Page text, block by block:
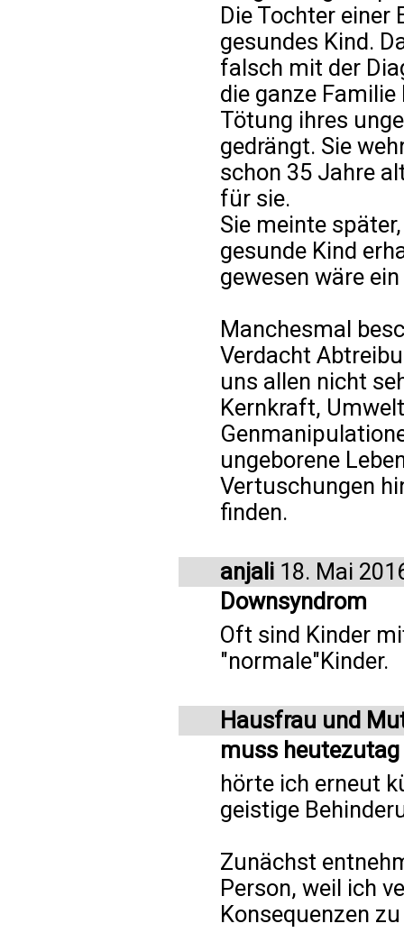
Die Tochter einer
gesundes Kind.
falsch mit der
die ganze
Tötung ihres
gedrängt. Sie
schon 35 Jahre
für sie.
Sie meinte
gesunde Kind
gewesen wäre
Manchesmal
Verdacht
uns allen nicht
Kernkraft,
ungeborene
Vertuschungen
finden.
anjali 18. Mai
Downsyndrom
Oft sind Kinder
"normale"Kinder.
Hausfrau und
muss
hörte ich erneut
geistige
Zunächst
Person, weil ich
Konsequenzen